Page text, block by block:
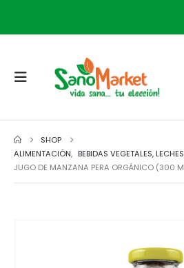
SHOP
ALIMENTACIÓN, BEBIDAS VEGETALES,
JUGO DE MANZANA PERA ORGÁNICO (300